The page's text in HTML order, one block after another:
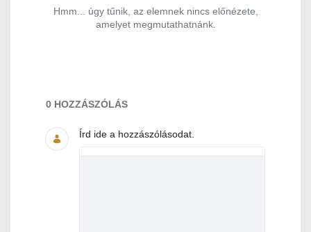
Hmm... úgy tűnik, az elemnek nincs előnézete,
amelyet megmutathatnánk.
Dokumentumok és médiafájlok
0 HOZZÁSZÓLÁS
Írd ide a hozzászólásodat.